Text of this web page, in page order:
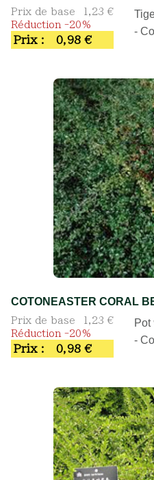
Prix de base
1,23 €
Réduction -20%
Prix : 0,98 €
-
COTONEASTER CORAL
Prix de base
1,23 €
Réduction -20%
Prix : 0,98 €
Pot
-